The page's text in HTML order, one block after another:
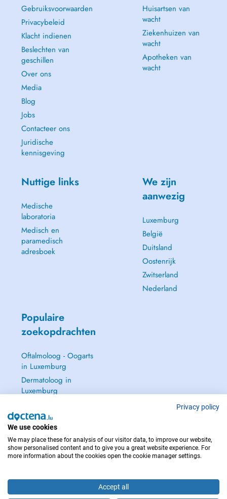
Gebruiksvoorwaarden
Privacybeleid
Klacht indienen
Beslechten van
geschillen
Over ons
Media
Blog
Jobs
Contacteer ons
Juridische
kennisgeving
Huisartsen van
wacht
Ziekenhuizen van
wacht
Apotheken van
wacht
Nuttige links
Medische
laboratoria
Medisch en
paramedisch
adresboek
We zijn
aanwezig
Luxemburg
België
Duitsland
Oostenrijk
Zwitserland
Nederland
Populaire
zoekopdrachten
Oftalmoloog - Oogarts
in Luxemburg
Dermatoloog in
Luxemburg
Gynaecoloog in
Luxemburg
Zie alle →
NEEM IN GEVAL VAN NOOD CONTACT OP MET : 112
Privacy policy
We use cookies
We may place these for analysis of our visitor data, to improve our website,
show personalised content and to give you a great website experience. For
more information about the cookies open the cookie manager settings.
Accept all